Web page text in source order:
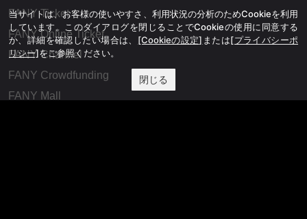
FANY Ticket
FANY Online Ticket
FANY Channel
FANY Crowdfunding
FANY Mall
当サイトは、お客様の使いやすさ、利用状況の分析のためCookieを利用
しています。このダイアログを閉じることでCookieの使用に同意する
か、詳細を確認したい場合は、 [Cookieの設定] または[プライバシーポ
リシー]をご参照ください。
閉じる